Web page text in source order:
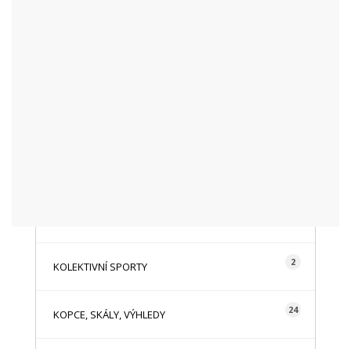
KOLEKTIVNÍ SPORTY 2
KOPCE, SKÁLY, VÝHLEDY 24